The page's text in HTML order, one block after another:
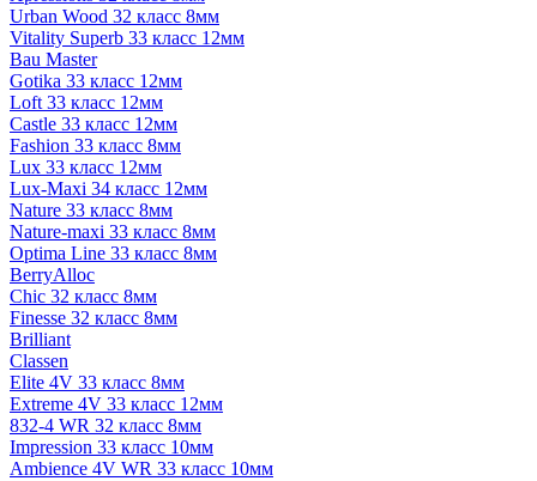
Urban Wood 32 класс 8мм
Vitality Superb 33 класс 12мм
Bau Master
Gotika 33 класс 12мм
Loft 33 класс 12мм
Castle 33 класс 12мм
Fashion 33 класс 8мм
Lux 33 класс 12мм
Lux-Maxi 34 класс 12мм
Nature 33 класс 8мм
Nature-maxi 33 класс 8мм
Optima Line 33 класс 8мм
BerryAlloc
Chic 32 класс 8мм
Finesse 32 класс 8мм
Brilliant
Classen
Elite 4V 33 класс 8мм
Extreme 4V 33 класс 12мм
832-4 WR 32 класс 8мм
Impression 33 класс 10мм
Ambience 4V WR 33 класс 10мм